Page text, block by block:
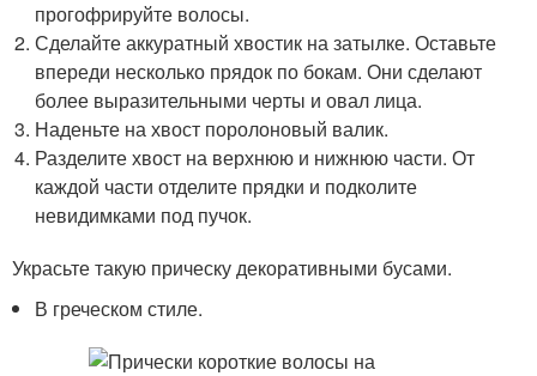
прогофрируйте волосы.
Сделайте аккуратный хвостик на затылке. Оставьте
впереди несколько прядок по бокам. Они сделают
более выразительными черты и овал лица.
Наденьте на хвост поролоновый валик.
Разделите хвост на верхнюю и нижнюю части. От
каждой части отделите прядки и подколите
невидимками под пучок.
Украсьте такую прическу декоративными бусами.
В греческом стиле.